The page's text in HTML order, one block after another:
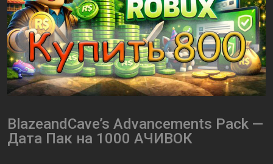
BlazeandCave’s Advancements Pack —
Дата Пак на 1000 АЧИВОК